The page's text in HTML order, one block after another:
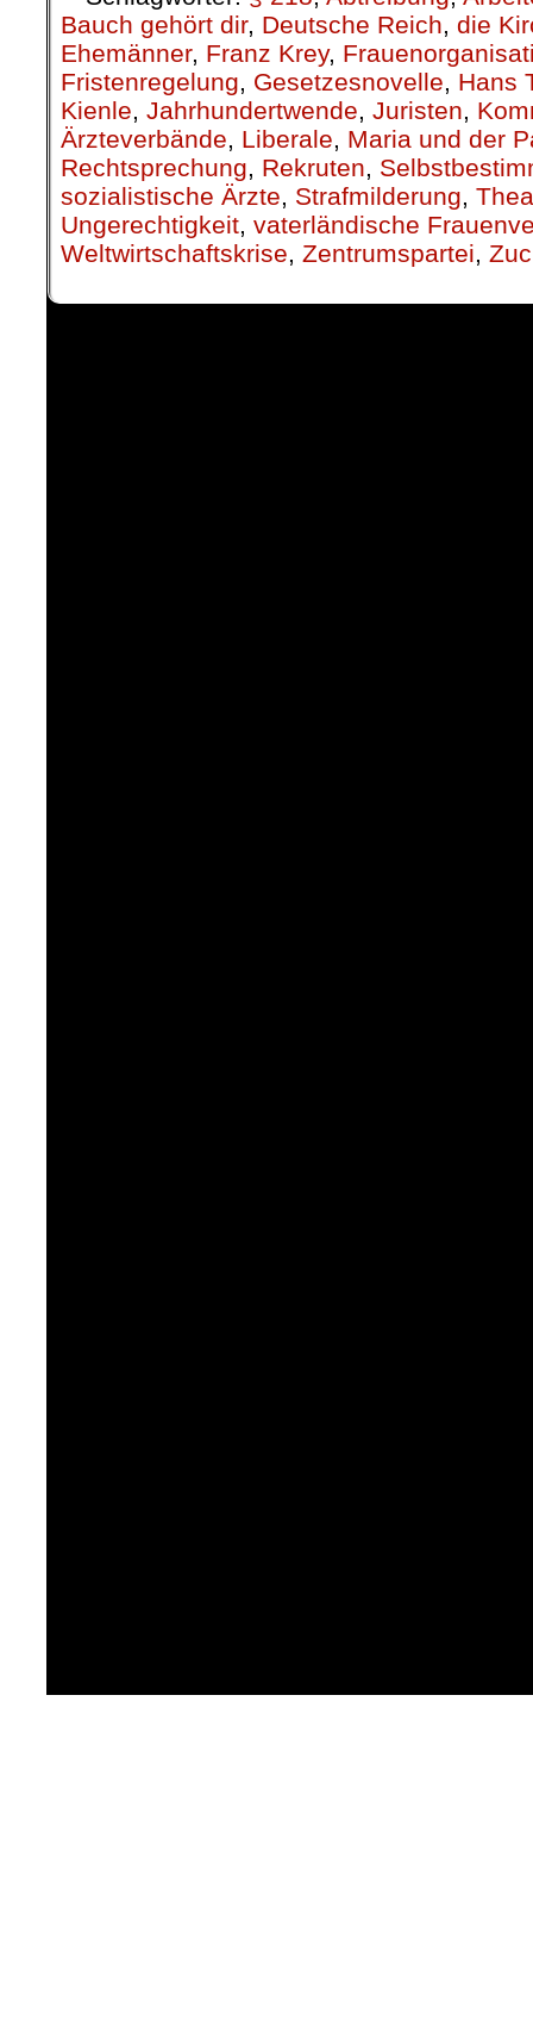
Bauch gehört dir, Deutsche Reich, die
Ehemänner, Franz Krey,
Fristenregelung, Gesetzesnovelle, Hans
Kienle, Jahrhundertwende, Juristen,
Ärzteverbände, Liberale, Maria und der
Rechtsprechung, Rekruten,
sozialistische Ärzte, Strafmilderung,
Ungerechtigkeit, vaterländische
Weltwirtschaftskrise, Zentrumspartei,